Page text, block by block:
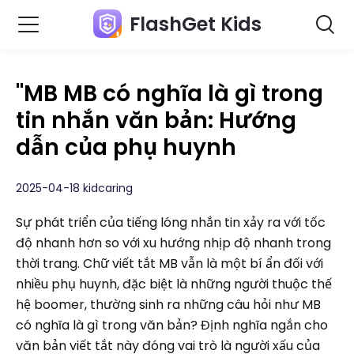
FlashGet Kids
"MB MB có nghĩa là gì trong
tin nhắn văn bản: Hướng
dẫn của phụ huynh
2025-04-18 kidcaring
Sự phát triển của tiếng lóng nhắn tin xảy ra với tốc
độ nhanh hơn so với xu hướng nhịp độ nhanh trong
thời trang. Chữ viết tắt MB vẫn là một bí ẩn đối với
nhiều phụ huynh, đặc biệt là những người thuộc thế
hệ boomer, thường sinh ra những câu hỏi như MB
có nghĩa là gì trong văn bản? Định nghĩa ngắn cho
văn bản viết tắt này đóng vai trò là người xấu của